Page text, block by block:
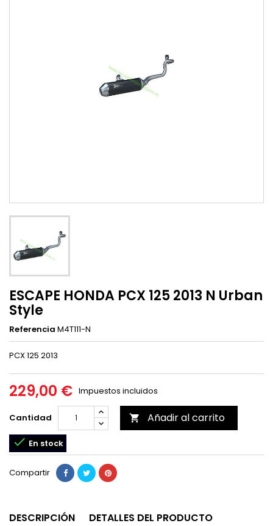
ESCAPE HONDA PCX 125 2013 N Urban
Style
Referencia M4T111-N
PCX 125 2013
229,00 € Impuestos incluidos
Cantidad  Añadir al carrito
 En stock
Compartir
DESCRIPCIÓN DETALLES DEL PRODUCTO